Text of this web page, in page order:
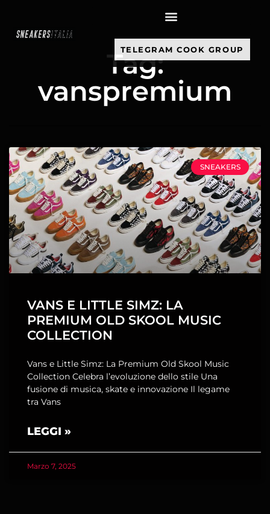
TELEGRAM COOK GROUP
Tag:
vanspremium
SNEAKERS
VANS E LITTLE SIMZ: LA
PREMIUM OLD SKOOL MUSIC
COLLECTION
Vans e Little Simz: La Premium Old Skool Music
Collection Celebra l’evoluzione dello stile Una
fusione di musica, skate e innovazione Il legame
tra Vans
LEGGI »
Marzo 7, 2025